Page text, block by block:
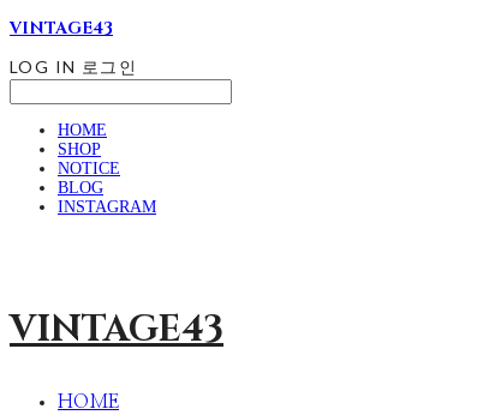
VINTAGE43
LOG IN 로그인
HOME
SHOP
NOTICE
BLOG
INSTAGRAM
VINTAGE43
HOME